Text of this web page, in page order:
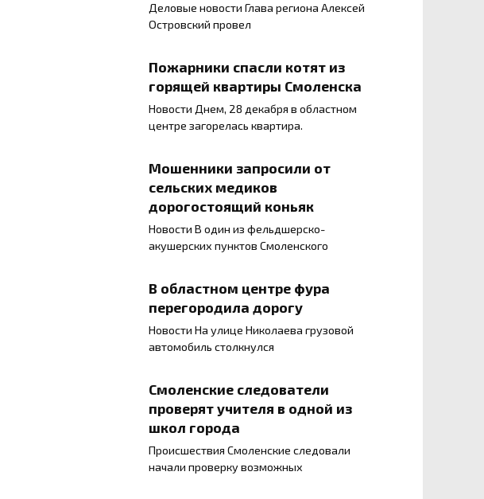
Деловые новости Глава региона Алексей
Островский провел
Пожарники спасли котят из
горящей квартиры Смоленска
Новости Днем, 28 декабря в областном
центре загорелась квартира.
Мошенники запросили от
сельских медиков
дорогостоящий коньяк
Новости В один из фельдшерско-
акушерских пунктов Смоленского
В областном центре фура
перегородила дорогу
Новости На улице Николаева грузовой
автомобиль столкнулся
Смоленские следователи
проверят учителя в одной из
школ города
Происшествия Смоленские следовали
начали проверку возможных